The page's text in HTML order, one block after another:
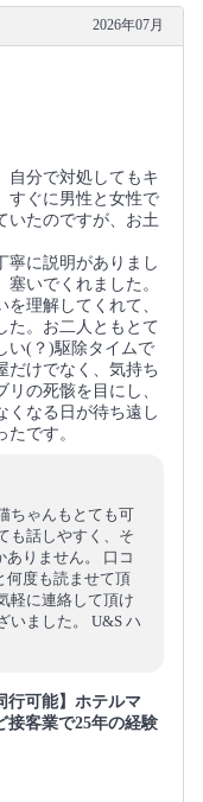
2026年07月
自分で対処してもキ
すぐに男性と女性で
いたのですが、お土
寧に説明がありまし
いでくれました。
理解してくれて、
た。お二人ともとて
い(？)駆除タイムで
だけでなく、気持ち
の死骸を目にし、
くなる日が待ち遠し
です。
ちゃんもとても可
も話しやすく、そ
ありません。 口コ
何度も読ませて頂
軽に連絡して頂け
いました。 U&S ハ
行可能】ホテルマ
接客業で25年の経験